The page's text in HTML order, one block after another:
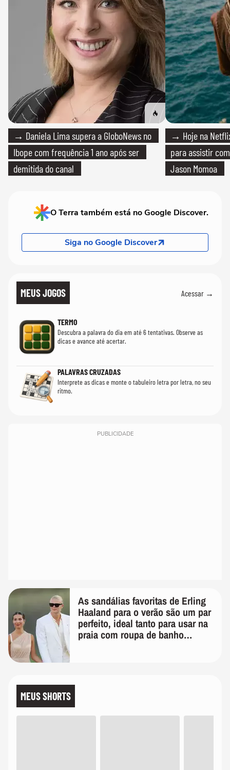
→ Daniela Lima supera a GloboNews no
Ibope com frequência 1 ano após ser
demitida do canal
→ Hoje na
para assistir
Jason Momoa
O Terra também está no Google Discover.
Siga no Google Discover
MEUS JOGOS Acessar →
TERMO
Descubra a palavra do dia em até 6 tentativas. Observe as
dicas e avance até acertar.
PALAVRAS CRUZADAS
Interprete as dicas e monte o tabuleiro letra por letra, no seu
ritmo.
PUBLICIDADE
As sandálias favoritas de Erling
Haaland para o verão são um par
perfeito, ideal tanto para usar na
praia com roupa de banho
MEUS SHORTS